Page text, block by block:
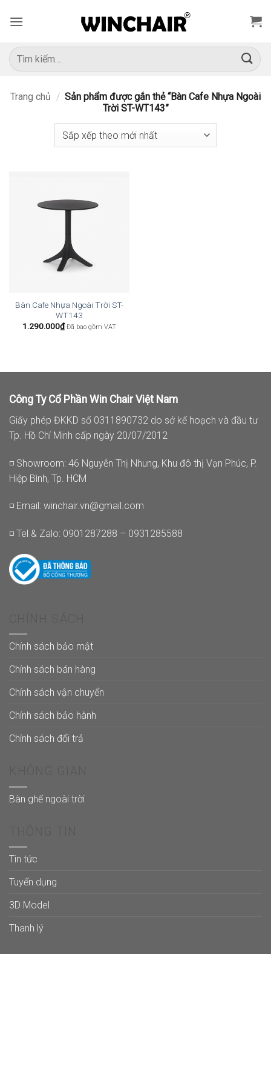
qua
dung
Tìm
kiếm:
Trang chủ / Sản phẩm được gắn thẻ “Bàn Cafe Nhựa Ngoài
Trời ST-WT143”
Bàn Cafe Nhựa Ngoài Trời ST-
WT143
1.290.000₫ Đã bao gồm VAT
Công Ty Cổ Phần Win Chair Việt Nam
Giấy phép ĐKKD số 0311890732 do sở kế hoạch và đầu tư
Tp. Hồ Chí Minh cấp ngày 20/07/2012
◽ Showroom: 46 Nguyễn Thị Nhung, Khu đô thị Vạn Phúc, P.
Hiệp Bình, Tp. HCM
◽ Email: winchair.vn@gmail.com
◽ Tel & Zalo: 0901287288 – 0931285588
Chính sách bảo mật
Chính sách bán hàng
Chính sách vận chuyển
Chính sách bảo hành
Chính sách đổi trả
Bàn ghế ngoài trời
Tin tức
Tuyển dụng
3D Model
Thanh lý